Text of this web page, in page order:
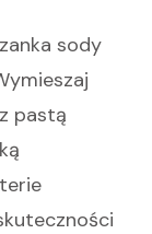
sody
pastą